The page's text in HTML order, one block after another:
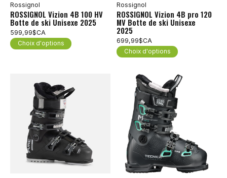
Rossignol
ROSSIGNOL Vizion 4B 100 HV
Botte de ski Unisexe 2025
599,99$CA
Choix d'options
Rossignol
ROSSIGNOL Vizion 4B pro 120
MV Botte de ski Unisexe
2025
699,99$CA
Choix d'options